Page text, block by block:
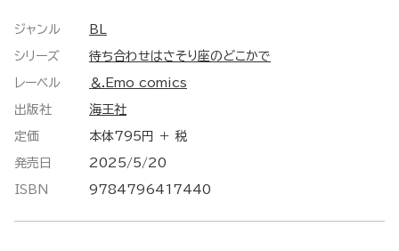
ジャンル BL
シリーズ 待ち合わせはさそり座のどこかで
レーベル ＆.Emo comics
出版社 海王社
定価 本体795円 ＋ 税
発売日 2025/5/20
ISBN 9784796417440